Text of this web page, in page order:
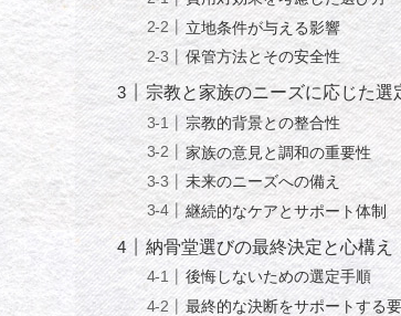
立地条件が与える影響
保管方法とその安全性
宗教と家族のニーズに応じた選
宗教的背景との整合性
家族の意見と調和の重要性
未来のニーズへの備え
継続的なケアとサポート体制
納骨堂選びの最終決定と心構え
後悔しないための選定手順
最終的な決断をサポートする